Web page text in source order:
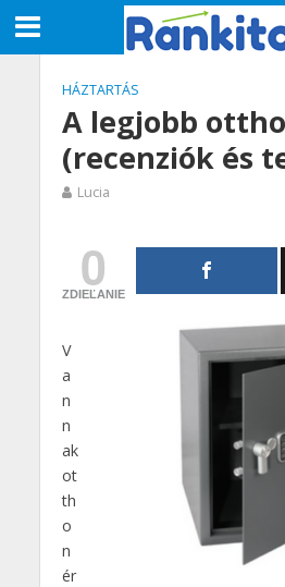
HÁZTARTÁS
A legjobb
(recenziók és
Lucia
0
ZDIEĽANIE
V
a
n
n
ak
ot
th
o
n
ér